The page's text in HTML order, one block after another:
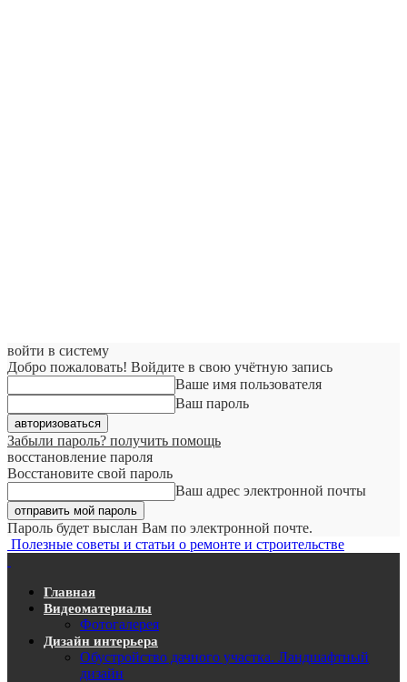
войти в систему
Добро пожаловать! Войдите в свою учётную запись
Ваше имя пользователя
Ваш пароль
Забыли пароль? получить помощь
восстановление пароля
Восстановите свой пароль
Ваш адрес электронной почты
Пароль будет выслан Вам по электронной почте.
Полезные советы и статьи о ремонте и строительстве
Главная
Видеоматериалы
Фотогалерея
Дизайн интерьера
Обустройство дачного участка. Ландшафтный
дизайн